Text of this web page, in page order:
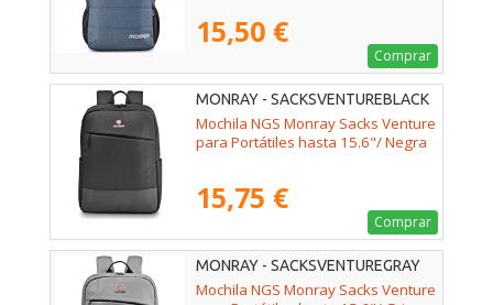
15,50 €
Comprar
MONRAY - SACKSVENTUREBLACK
Mochila NGS Monray Sacks Venture
para Portátiles hasta 15.6"/ Negra
15,75 €
Comprar
MONRAY - SACKSVENTUREGRAY
Mochila NGS Monray Sacks Venture